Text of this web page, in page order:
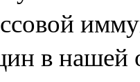
в нашей